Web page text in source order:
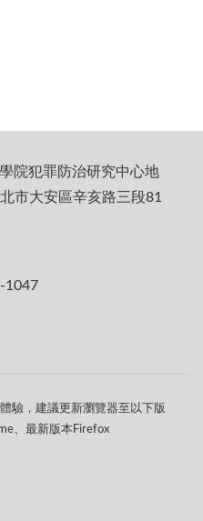
院犯罪防治研究中心地
市大安區辛亥路三段81
1047
驗，建議更新瀏覽器至以下版
、最新版本Firefox